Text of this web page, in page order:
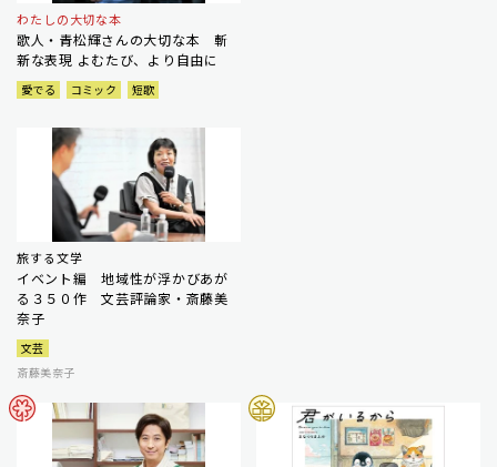
わたしの大切な本
歌人・青松輝さんの大切な本 斬
新な表現 よむたび、より自由に
愛でる コミック 短歌
旅する文学
イベント編 地域性が浮かびあが
る３５０作 文芸評論家・斎藤美
奈子
文芸
斎藤美奈子